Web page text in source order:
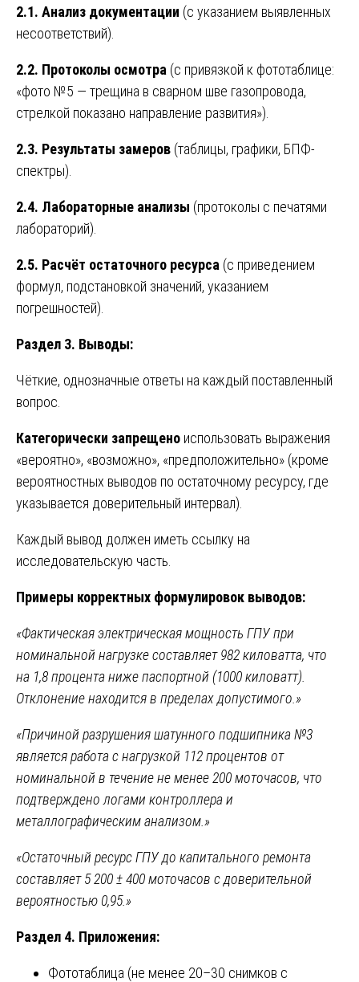
2.1. Анализ документации (с указанием выявленных
несоответствий).
2.2. Протоколы осмотра (с привязкой к фототаблице:
«фото №5 — трещина в сварном шве газопровода,
стрелкой показано направление развития»).
2.3. Результаты замеров (таблицы, графики, БПФ-
спектры).
2.4. Лабораторные анализы (протоколы с печатями
лабораторий).
2.5. Расчёт остаточного ресурса (с приведением
формул, подстановкой значений, указанием
погрешностей).
Раздел 3. Выводы:
Чёткие, однозначные ответы на каждый поставленный
вопрос.
Категорически запрещено использовать выражения
«вероятно», «возможно», «предположительно» (кроме
вероятностных выводов по остаточному ресурсу, где
указывается доверительный интервал).
Каждый вывод должен иметь ссылку на
исследовательскую часть.
Примеры корректных формулировок выводов:
«Фактическая электрическая мощность ГПУ при
номинальной нагрузке составляет 982 киловатта, что
на 1,8 процента ниже паспортной (1000 киловатт).
Отклонение находится в пределах допустимого.»
«Причиной разрушения шатунного подшипника №3
является работа с нагрузкой 112 процентов от
номинальной в течение не менее 200 моточасов, что
подтверждено логами контроллера и
металлографическим анализом.»
«Остаточный ресурс ГПУ до капитального ремонта
составляет 5 200 ± 400 моточасов с доверительной
вероятностью 0,95.»
Раздел 4. Приложения:
Фототаблица (не менее 20–30 снимков с